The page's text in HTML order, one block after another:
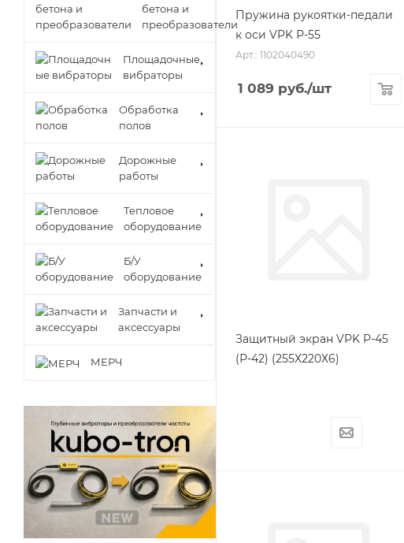
Пружина рукоятки-педали
к оси VPK Р-55
Арт.: 1102040490
1 089 руб./шт
Защитный экран VPK Р-45
(Р-42) (255Х220Х6)
бетона и
преобразователи
Площадочные
вибраторы
Обработка
полов
Дорожные
работы
Тепловое
оборудование
Б/У
оборудование
Запчасти и
аксессуары
МЕРЧ